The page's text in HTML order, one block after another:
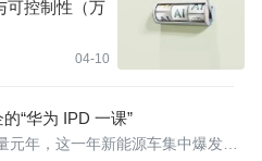
可控制性（万
04-10
“华为 IPD 一课”
年，这一年新能源车集中爆发，